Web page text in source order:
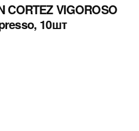
CORTEZ VIGOROSO
10шт